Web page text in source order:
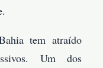
tem atraído
Um dos